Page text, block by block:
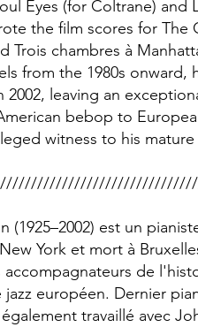
Eyes (for Coltrane) and
the film scores for The
Trois chambres à
from the 1980s
2002, leaving an
bebop to
witness to his mature
(1925–2002) est un
York et mort à
accompagnateurs de
européen. Dernier
également travaillé avec